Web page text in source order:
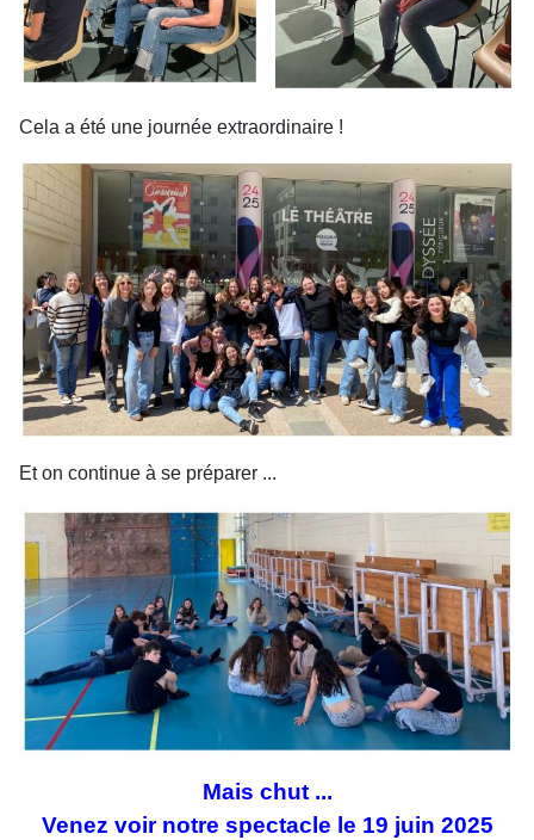
Cela a été une journée extraordinaire !
Et on continue à se préparer ...
Mais chut ...
Venez voir notre spectacle le 19 juin 2025